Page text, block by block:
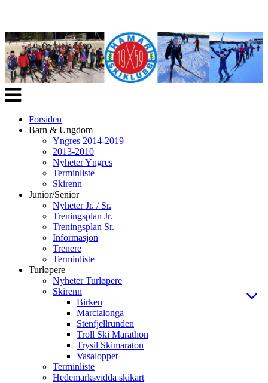
Veksle
navigasjon
Forsiden
Barn & Ungdom
Yngres 2014-2019
2013-2010
Nyheter Yngres
Terminliste
Skirenn
Junior/Senior
Nyheter Jr. / Sr.
Treningsplan Jr.
Treningsplan Sr.
Informasjon
Trenere
Terminliste
Turløpere
Nyheter Turløpere
Skirenn
Birken
Marcialonga
Stenfjellrunden
Troll Ski Marathon
Trysil Skimaraton
Vasaloppet
Terminliste
Hedemarksvidda skikart